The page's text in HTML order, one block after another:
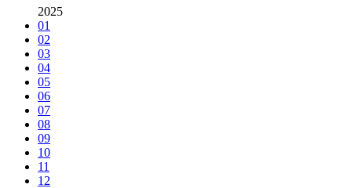
2025
01
02
03
04
05
06
07
08
09
10
11
12